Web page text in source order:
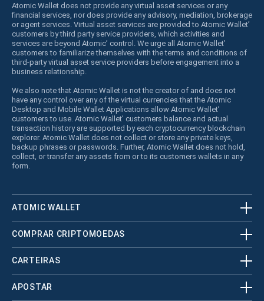
Atomic Wallet does not provide any virtual asset services or any
financial services, nor does provide any advisory, mediation, brokerage
or agent services. Virtual asset services are provided to Atomic Wallet’
customers by third party service providers, which activities and
services are beyond Atomic’ control. We urge all Atomic Wallet’
customers to familiarize themselves with the terms and conditions of
third-party virtual asset service providers before engagement into a
business relationship.
We also note that Atomic Wallet is not the creator of and does not
have any control over any of the virtual currencies that the Atomic
Desktop and Mobile Wallet Applications allow Atomic Wallet’
customers to use. Atomic Wallet’ customers balance and actual
transaction history are supported by each cryptocurrency blockchain
explorer. Atomic Wallet does not collect or store any private keys,
backup phrases or passwords. Further, Atomic Wallet does not hold,
collect, or transfer any assets from or to its customers wallets in any
form.
ATOMIC WALLET
COMPRAR CRIPTOMOEDAS
CARTEIRAS
APOSTAR